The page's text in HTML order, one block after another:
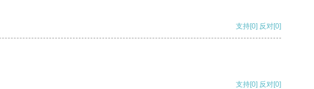
支持[0] 反对[0]
支持[0] 反对[0]